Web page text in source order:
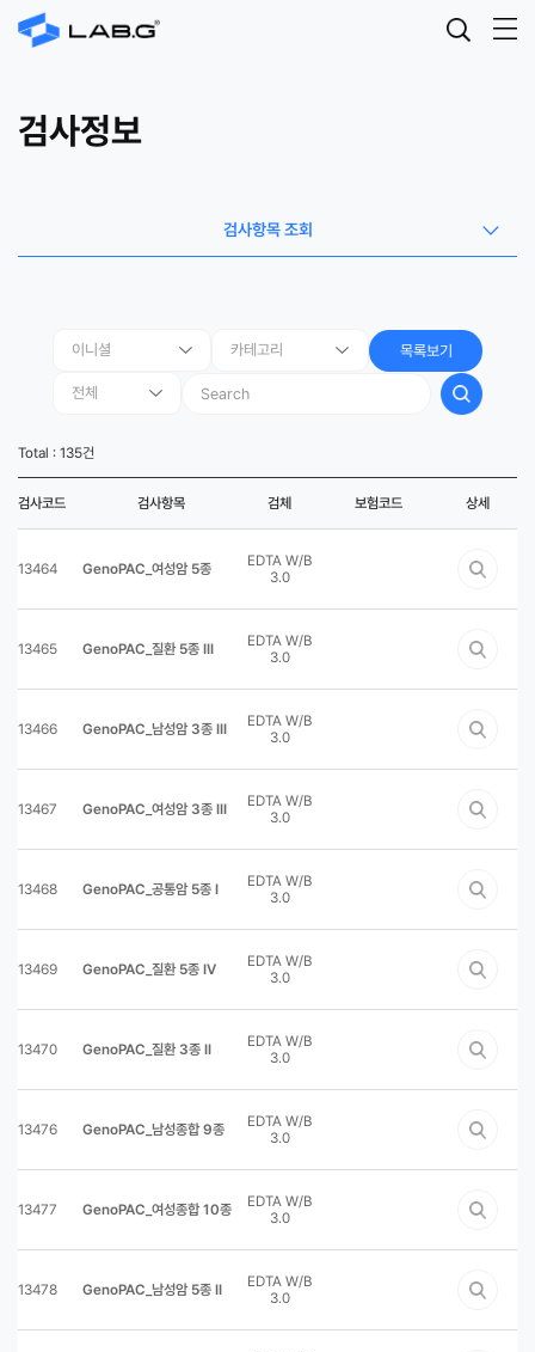
검사정보
검사항목 조회
목록보기
Total : 135건
검사코드 검사항목 검체 보험코드 상세
13464 GenoPAC_여성암 5종
EDTA W/B
3.0
13465 GenoPAC_질환 5종 III
EDTA W/B
3.0
13466 GenoPAC_남성암 3종 III
EDTA W/B
3.0
13467 GenoPAC_여성암 3종 III
EDTA W/B
3.0
13468 GenoPAC_공통암 5종 I
EDTA W/B
3.0
13469 GenoPAC_질환 5종 IV
EDTA W/B
3.0
13470 GenoPAC_질환 3종 II
EDTA W/B
3.0
13476 GenoPAC_남성종합 9종
EDTA W/B
3.0
13477 GenoPAC_여성종합 10종
EDTA W/B
3.0
13478 GenoPAC_남성암 5종 II
EDTA W/B
3.0